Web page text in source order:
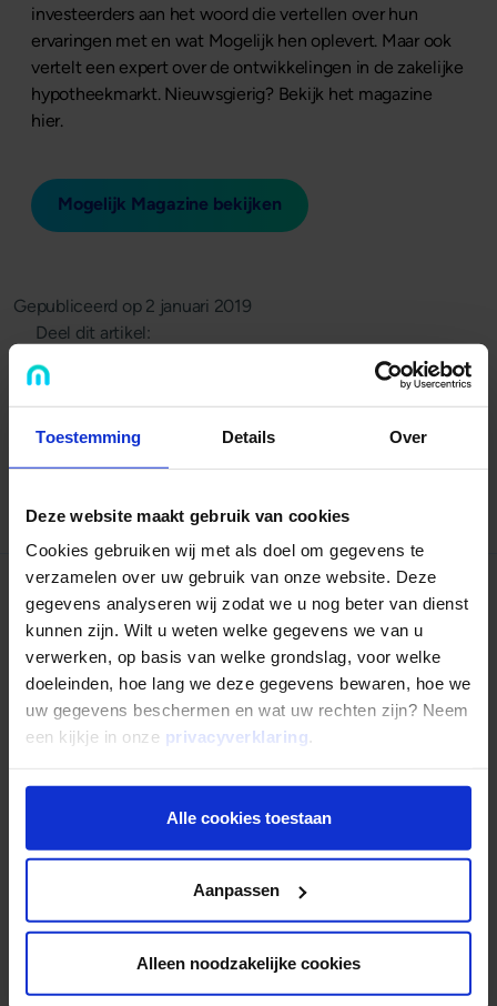
Toestemming Details Over
Deze website maakt gebruik van cookies
Cookies gebruiken wij met als doel om gegevens te
verzamelen over uw gebruik van onze website. Deze
gegevens analyseren wij zodat we u nog beter van dienst
kunnen zijn. Wilt u weten welke gegevens we van u
verwerken, op basis van welke grondslag, voor welke
doeleinden, hoe lang we deze gegevens bewaren, hoe we
uw gegevens beschermen en wat uw rechten zijn? Neem
een kijkje in onze privacyverklaring.
Alle cookies toestaan
Aanpassen
Alleen noodzakelijke cookies
investeerders aan het woord die vertellen over hun
ervaringen met en wat Mogelijk hen oplevert. Maar ook
vertelt een expert over de ontwikkelingen in de zakelijke
hypotheekmarkt. Nieuwsgierig? Bekijk het magazine
hier.
Mogelijk Magazine bekijken
Gepubliceerd op 2 januari 2019
Deel dit artikel:
Deel op LinkedIn
Nog niet uitgelezen?
Andere categorieën
Achtergrond Mogelijk
Intermediair
Investeren